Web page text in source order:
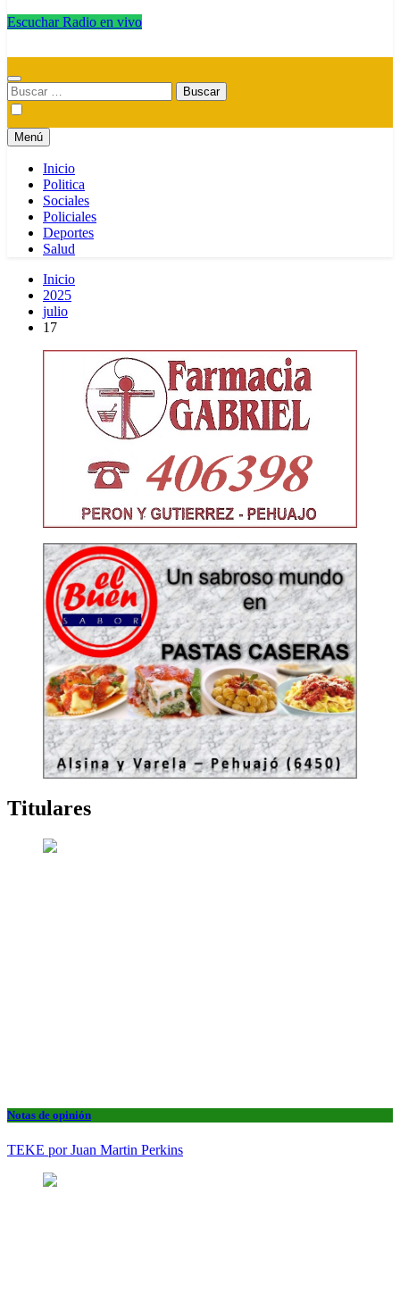
Escuchar Radio en vivo
Buscar:
Menú
Inicio
Politica
Sociales
Policiales
Deportes
Salud
Inicio
2025
julio
17
Titulares
Notas de opinión
TEKE por Juan Martin Perkins